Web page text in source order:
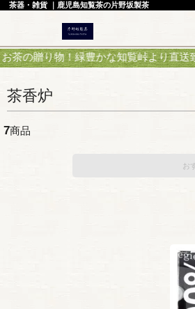
送致します
茶香炉
7商品
お
茶器・雑貨 ｜鹿児島知覧茶の片野坂製茶